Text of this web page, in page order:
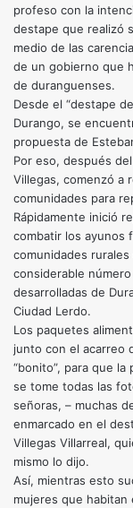
profeso con la
destape que realizó
medio de las
de un gobierno que
de duranguenses.
Desde el “destape
Durango, se
propuesta de
Por eso, después
Villegas, comenzó a
comunidades para
Rápidamente inició
combatir los ayunos
comunidades
considerable
desarrolladas de
Ciudad Lerdo.
Los paquetes
junto con el acarreo
“bonito”, para que
se tome todas las
señoras, – muchas
enmarcado en el
Villegas Villarreal,
mismo lo dijo.
Así, mientras esto
mujeres que habitan